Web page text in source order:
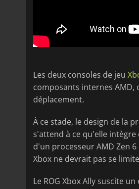
Les deux consoles de jeu
composants internes AMD,
déplacement.
À ce stade, le design de la
s'attend à ce qu'elle intègre
d'un processeur AMD Zen
Xbox ne devrait pas se
Le ROG Xbox Ally suscite